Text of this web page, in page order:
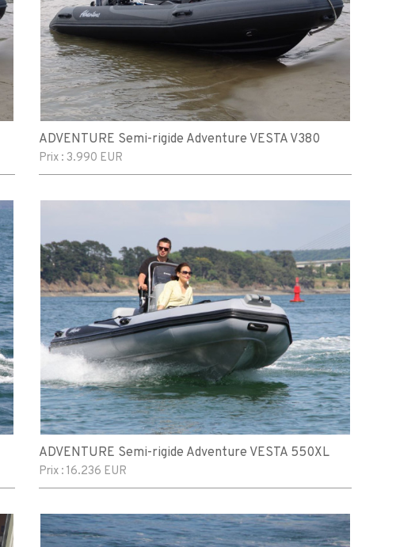
ADVENTURE Semi-rigide Adventure VESTA V380
Prix : 3.990 EUR
ADVENTURE Semi-rigide Adventure VESTA 550XL
Prix :16.236 EUR